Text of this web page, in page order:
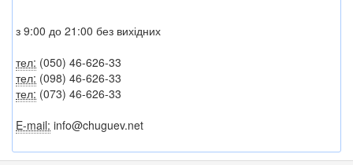
з 9:00 до 21:00 без вихідних
тел: (050) 46-626-33
тел: (098) 46-626-33
тел: (073) 46-626-33
E-mail: info@chuguev.net